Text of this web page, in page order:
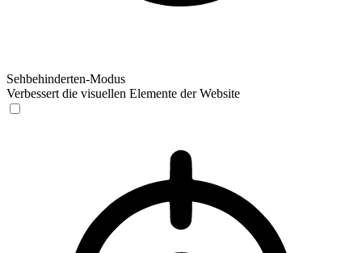
Sehbehinderten-Modus
Verbessert die visuellen Elemente der Website